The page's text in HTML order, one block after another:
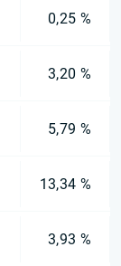
0,25 %
3,20 %
5,79 %
13,34 %
3,93 %